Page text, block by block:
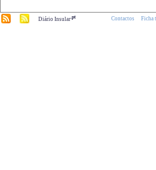
Diário Insular.pt Contactos Ficha